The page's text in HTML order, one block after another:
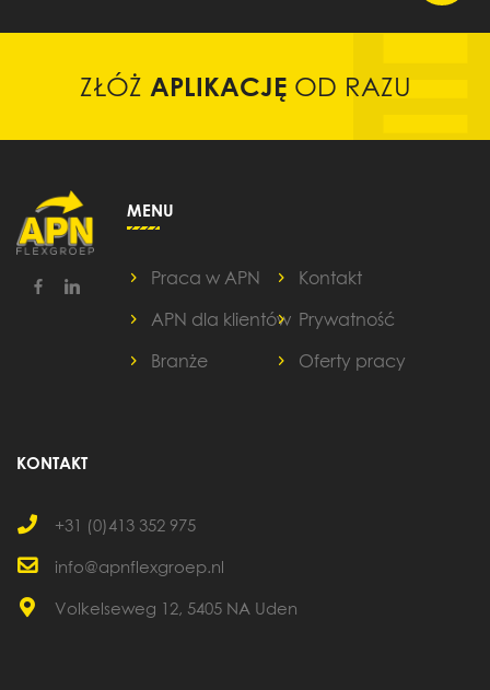
ZŁÓŻ APLIKACJĘOD RAZU
MENU
Praca w APN
APN dla klientów
Branże
Kontakt
Prywatność
Oferty pracy
KONTAKT
+31 (0)413 352 975
info@apnflexgroep.nl
Volkelseweg 12, 5405 NA Uden